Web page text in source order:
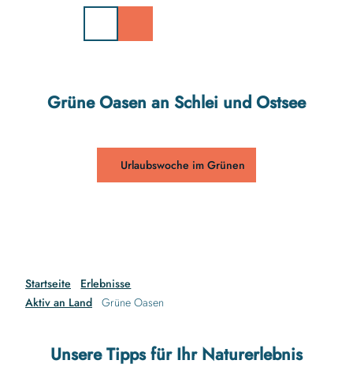
Grüne Oasen an Schlei und Ostsee
Urlaubswoche im Grünen
Startseite
Erlebnisse
Aktiv an Land
Grüne Oasen
Unsere Tipps für Ihr Naturerlebnis